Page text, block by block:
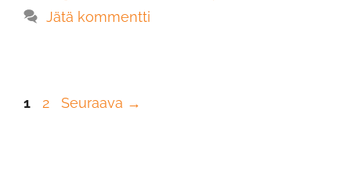
Jätä kommentti
1 2 Seuraava →